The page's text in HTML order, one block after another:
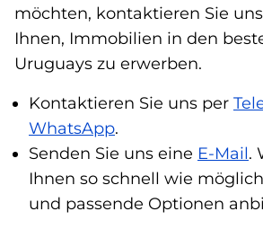
möchten, kontaktieren Sie
Ihnen, Immobilien in den
Uruguays zu erwerben.
Kontaktieren Sie uns per
WhatsApp.
Senden Sie uns eine E-Mail.
Ihnen so schnell wie
und passende Optionen